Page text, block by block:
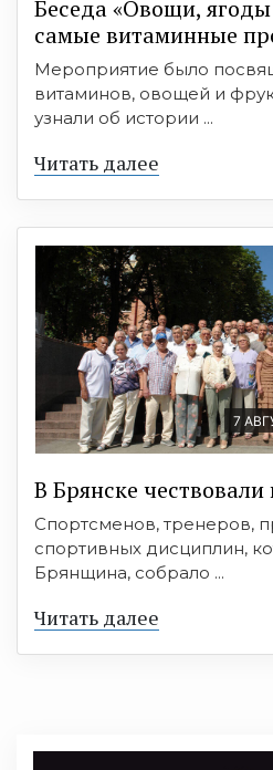
Беседа «Овощи,
самые витаминные
Мероприятие было
витаминов, овощей и
узнали об истории ...
Читать далее
7
В Брянске
Спортсменов, тренеров,
спортивных дисциплин,
Брянщина, собрало ...
Читать далее